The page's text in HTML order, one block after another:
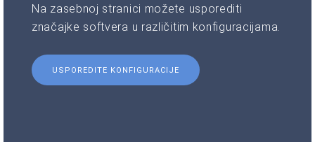
Na zasebnoj stranici možete usporediti
značajke softvera u različitim konfiguracijama.
USPOREDITE KONFIGURACIJE